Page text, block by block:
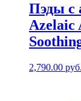
Пэды с
Azelaic
2,790.00 руб.